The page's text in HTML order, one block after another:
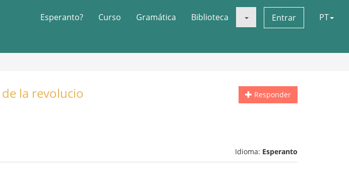
Esperanto? Curso Gramática Biblioteca Entrar PT
Responder
la revolucio
Idioma: Esperanto